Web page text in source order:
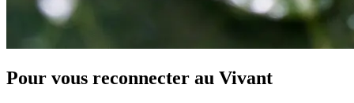
Pour vous reconnecter au Vivant